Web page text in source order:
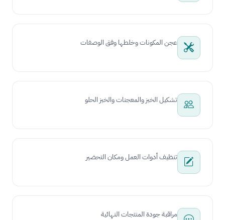
عجن المكونات وخلطها وفق الوصفات
تشكيل الخبز والمعجنات والخبز الحلو
تنظيف أدوات العمل ومكان التحضير
مراقبة جودة المنتجات النهائية